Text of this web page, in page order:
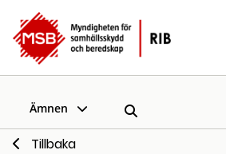
Ämnen
Tillbaka